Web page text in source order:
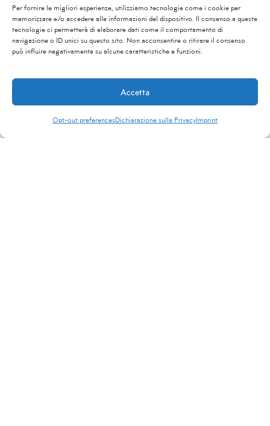
Per fornire le migliori esperienze, utilizziamo tecnologie come i cookie per
memorizzare e/o accedere alle informazioni del dispositivo. Il consenso a queste
tecnologie ci permetterà di elaborare dati come il comportamento di
navigazione o ID unici su questo sito. Non acconsentire o ritirare il consenso
può influire negativamente su alcune caratteristiche e funzioni.
Accetta
Opt-out preferencesDichiarazione sulla Privacy Imprint